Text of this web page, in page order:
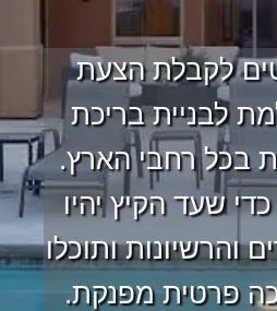
לקבלת הצעת
לבניית בריכת
בכל רחבי הארץ.
שעד הקיץ יהיו
והרשיונות ותוכלו
פרטית מפנקת.